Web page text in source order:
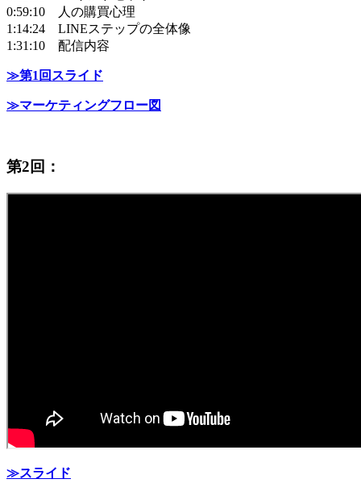
0:59:10 人の購買心理
1:14:24 LINEステップの全体像
1:31:10 配信内容
≫第1回スライド
≫マーケティングフロー図
第2回：
≫スライド